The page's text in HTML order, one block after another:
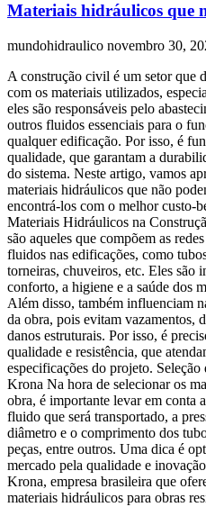
Materiais hidráulicos que
mundohidraulico novembro 30,
A construção civil é um setor que
com os materiais utilizados,
eles são responsáveis pelo
outros fluidos essenciais para o
qualquer edificação. Por isso, é
qualidade, que garantam a
do sistema. Neste artigo, vamos
materiais hidráulicos que não
encontrá-los com o melhor custo-
Materiais Hidráulicos na
são aqueles que compõem as
fluidos nas edificações, como
torneiras, chuveiros, etc. Eles são
conforto, a higiene e a saúde dos
Além disso, também influenciam
da obra, pois evitam vazamentos,
danos estruturais. Por isso, é
qualidade e resistência, que
especificações do projeto.
Krona Na hora de selecionar os
obra, é importante levar em conta
fluido que será transportado, a
diâmetro e o comprimento dos
peças, entre outros. Uma dica é
mercado pela qualidade e
Krona, empresa brasileira que
materiais hidráulicos para obras